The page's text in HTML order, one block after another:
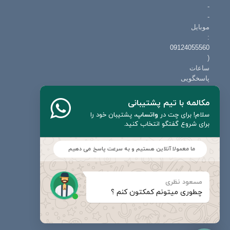
-
-
موبایل
:
09124055560
(
ساعات
پاسخگویی
حتی
روزهای
تعطیل
)
ایمیل
info=@=mecanic.ir
مکالمه با تیم پشتیبانی
سلام! برای چت در واتساپ، پشتیبان خود را
برای شروع گفتگو انتخاب کنید.
ما معمولا آنلاین هستیم و به سرعت پاسخ می دهیم
مسعود نظری
چطوری میتونم کمکتون کنم ؟